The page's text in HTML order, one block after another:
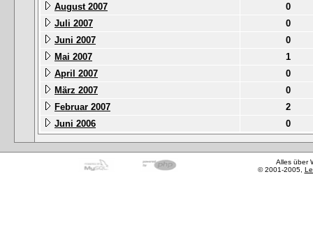
August 2007
0
Juli 2007
0
Juni 2007
0
Mai 2007
1
April 2007
0
März 2007
0
Februar 2007
2
Juni 2006
0
Alles über
© 2001-2005,